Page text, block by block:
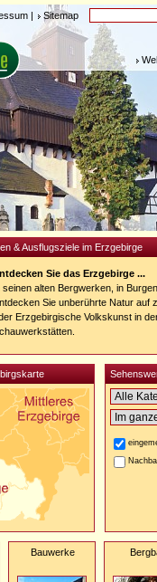
| Sitemap
& Ausflugsziele im Erzgebirge
Sie das Erzgebirge ...
seinen alten Bergwerken, in
Sie unberührte Natur auf
Erzgebirgische Volkskunst in
Bauwerke